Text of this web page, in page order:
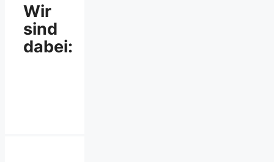
Wir
sind
dabei: